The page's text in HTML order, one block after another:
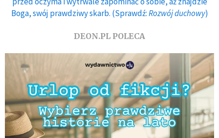
Boga, swój prawdziwy skarb. (Sprawdź:Rozwój duchowy)
DEON.PL POLECA